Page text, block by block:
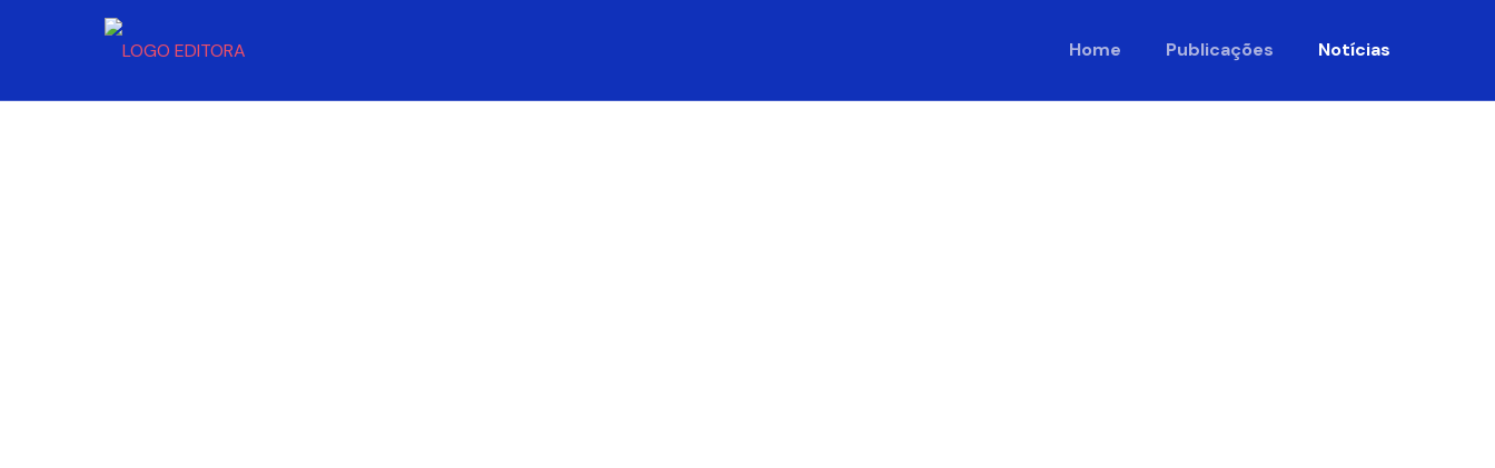
Home Publicações Notícias